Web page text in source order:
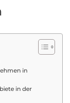
in
in der